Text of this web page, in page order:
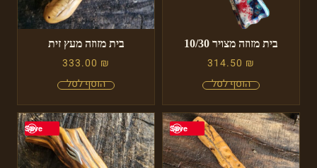
בית מזוזה מצויר 10/30
314.50 ₪
בית מזוזה מעץ זית
333.00 ₪
Save
Save